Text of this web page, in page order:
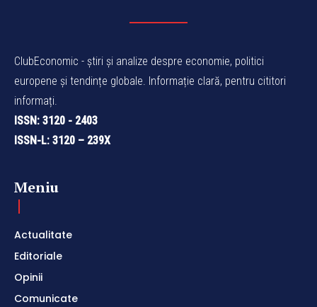
ClubEconomic - știri și analize despre economie, politici
europene și tendințe globale. Informație clară, pentru cititori
informați.
ISSN: 3120 - 2403
ISSN-L: 3120 – 239X
Meniu
Actualitate
Editoriale
Opinii
Comunicate